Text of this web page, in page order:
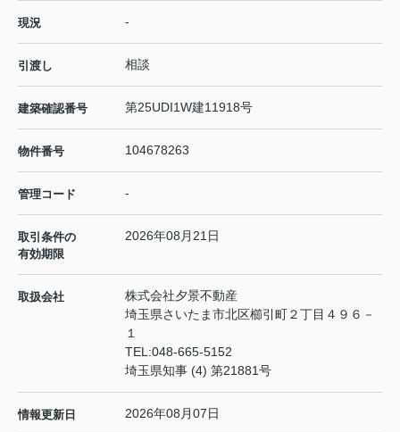
現況 -
引渡し 相談
建築確認番号 第25UDI1W建11918号
物件番号 104678263
管理コード -
取引条件の
有効期限
2026年08月21日
取扱会社
株式会社夕景不動産
埼玉県さいたま市北区櫛引町２丁目４９６－
１
TEL:048-665-5152
埼玉県知事 (4) 第21881号
情報更新日 2026年08月07日